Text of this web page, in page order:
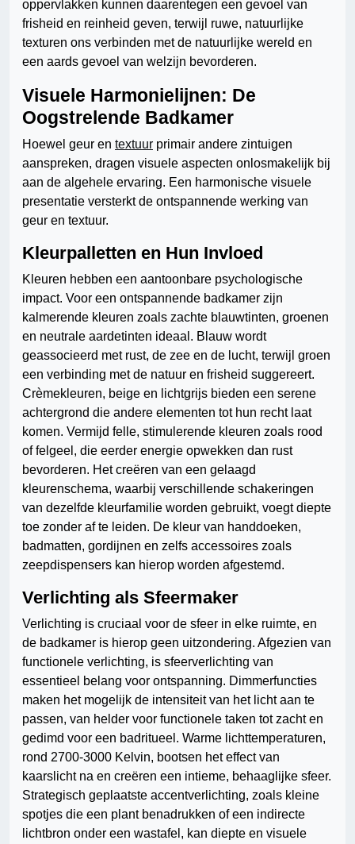
oppervlakken kunnen daarentegen een gevoel van
frisheid en reinheid geven, terwijl ruwe, natuurlijke
texturen ons verbinden met de natuurlijke wereld en
een aards gevoel van welzijn bevorderen.
Visuele Harmonielijnen: De
Oogstrelende Badkamer
Hoewel geur en textuur primair andere zintuigen
aanspreken, dragen visuele aspecten onlosmakelijk bij
aan de algehele ervaring. Een harmonische visuele
presentatie versterkt de ontspannende werking van
geur en textuur.
Kleurpalletten en Hun Invloed
Kleuren hebben een aantoonbare psychologische
impact. Voor een ontspannende badkamer zijn
kalmerende kleuren zoals zachte blauwtinten, groenen
en neutrale aardetinten ideaal. Blauw wordt
geassocieerd met rust, de zee en de lucht, terwijl groen
een verbinding met de natuur en frisheid suggereert.
Crèmekleuren, beige en lichtgrijs bieden een serene
achtergrond die andere elementen tot hun recht laat
komen. Vermijd felle, stimulerende kleuren zoals rood
of felgeel, die eerder energie opwekken dan rust
bevorderen. Het creëren van een gelaagd
kleurenschema, waarbij verschillende schakeringen
van dezelfde kleurfamilie worden gebruikt, voegt diepte
toe zonder af te leiden. De kleur van handdoeken,
badmatten, gordijnen en zelfs accessoires zoals
zeepdispensers kan hierop worden afgestemd.
Verlichting als Sfeermaker
Verlichting is cruciaal voor de sfeer in elke ruimte, en
de badkamer is hierop geen uitzondering. Afgezien van
functionele verlichting, is sfeerverlichting van
essentieel belang voor ontspanning. Dimmerfuncties
maken het mogelijk de intensiteit van het licht aan te
passen, van helder voor functionele taken tot zacht en
gedimd voor een badritueel. Warme lichttemperaturen,
rond 2700-3000 Kelvin, bootsen het effect van
kaarslicht na en creëren een intieme, behaaglijke sfeer.
Strategisch geplaatste accentverlichting, zoals kleine
spotjes die een plant benadrukken of een indirecte
lichtbron onder een wastafel, kan diepte en visuele